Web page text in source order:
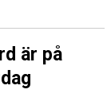
är på